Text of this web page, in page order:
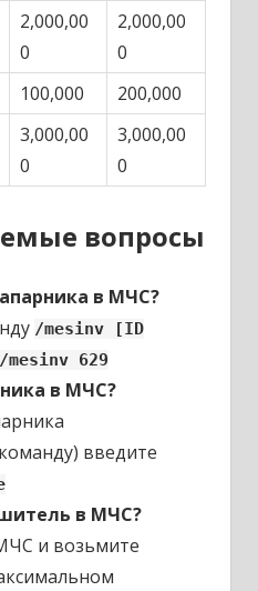
2,000,00
0
2,000,00
0
100,000 200,000
3,000,00
0
3,000,00
0
вопросы
в МЧС?
/mesinv [ID
/mesinv 629
в МЧС?
введите
в МЧС?
и возьмите